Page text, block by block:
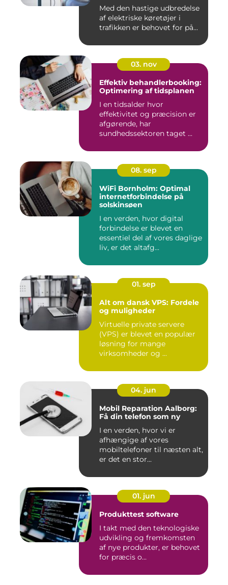
Med den hastige udbredelse
af elektriske køretøjer i
trafikken er behovet for på...
03. nov
Effektiv behandlerbooking:
Optimering af tidsplanen
I en tidsalder hvor
effektivitet og præcision er
afgørende, har
sundhedssektoren taget ...
08. sep
WiFi Bornholm: Optimal
internetforbindelse på
solskinsøen
I en verden, hvor digital
forbindelse er blevet en
essentiel del af vores daglige
liv, er det altafg...
01. sep
Alt om dansk VPS: Fordele
og muligheder
Virtuelle private servere
(VPS) er blevet en populær
løsning for mange
virksomheder og ...
04. jun
Mobil Reparation Aalborg:
Få din telefon som ny
I en verden, hvor vi er
afhængige af vores
mobiltelefoner til næsten alt,
er det en stor...
01. jun
Produkttest software
I takt med den teknologiske
udvikling og fremkomsten
af nye produkter, er behovet
for præcis o...